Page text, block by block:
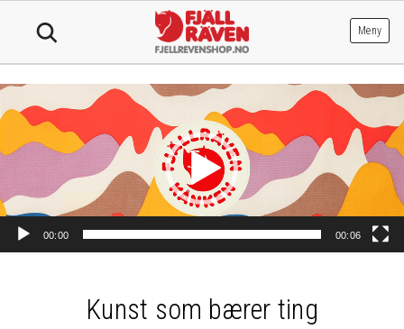
Meny
Videoavspiller
00:00 00:06
Kunst som bærer ting